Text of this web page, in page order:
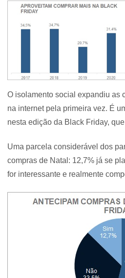
O isolamento social expandiu as
na internet pela primeira vez. É
nesta edição da Black Friday,
Uma parcela considerável dos
compras de Natal: 12,7% já se
for interessante e realmente